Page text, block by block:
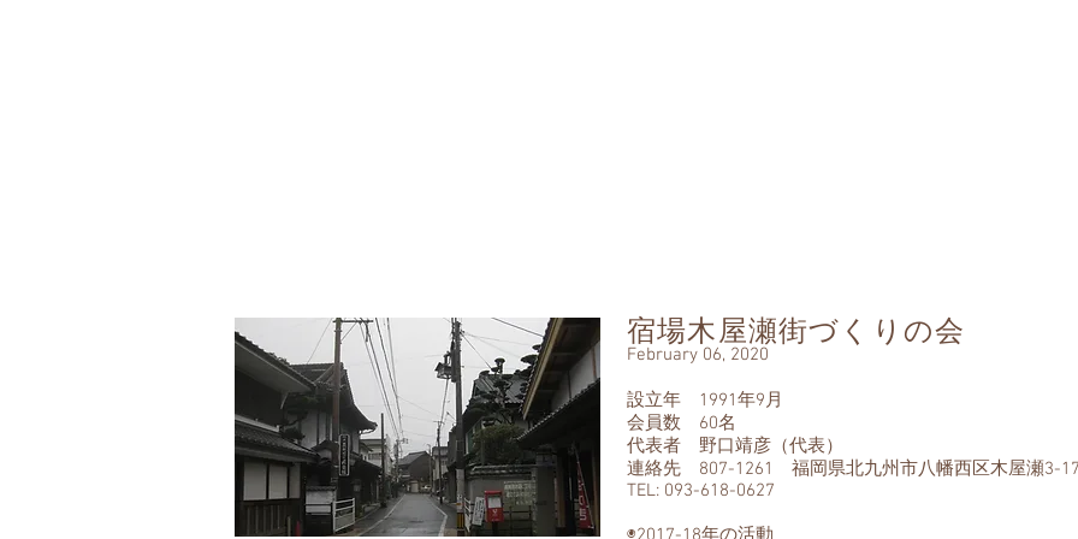
宿場木屋瀬街づくりの会
February 06, 2020
設立年 1991年9月
会員数 60名
代表者 野口靖彦（代表）
連絡先 807-1261 福岡県北九州市八幡西区木屋瀬3-
TEL: 093-618-0627